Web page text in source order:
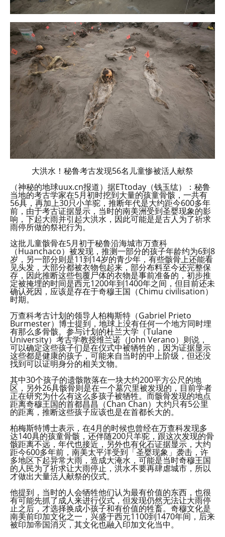
大洪水！秘鲁考古发现56名儿童惨被活人献祭
（神秘的地球uux.cn报道）据ETtoday（钱玉纮）：秘鲁
当地的考古学家在5月初时挖到大量的孩童骨骸，一共有
56具，再加上30只小羊驼，推断年代是大约距今600多年
前，由于考古证据显示，当时的南美洲受到圣婴现象的影
响，下起大雨并引起大洪水，因此可能是是古人为了祈求
雨停所做的祭祀行为。
这批儿童骸骨在5月初于秘鲁沿海城市万查科
（Huanchaco）被发现，推测一部分的孩子年龄约为6到8
岁，另一部分则是11到14岁的青少年，有些骸骨上还能看
见头发，大部分都被衣物包起来，部分布料至今还完整保
存，因此推断这些包覆尸体的衣物是事前准备的，初步推
定被掩埋的时间是西元1200年到1400年之间，但目前还未
确认死因，应该是存在于奇穆王国（Chimu civilisation）
时期。
万查科考古计划的领导人柏梅斯特（Gabriel Prieto
Burmester）博士提到，地球上没有任何一个地方同时埋
有那么多骨骸。参与计划的杜兰大学（Tulane
University）考古学教授维兰诺（John Verano）则说，
可以确定这些孩子们是在仪式中被牺牲的，因为证据显示
这些都是健康的孩子，可能来自当时的中上阶级，但还没
找到可以证明身分的相关文物。
其中30个孩子的遗骸散落在一块大约200平方公尺的地
区，另外26具骸骨则是在一个墓穴里被发现的，目前学者
正在研究为什么有这么多孩子被牺牲。而骸骨发现的地点
距离奇穆王国的首都昌昌（Chan Chan）大约只有5公里
的距离，推断这些孩子应该也是在首都长大的。
柏梅斯特博士表示，在4月的时候也曾经在万查科发现多
达140具的孩童骨骸，还伴随200只羊驼，跟这次发现的骨
骸距离不远，年代也接近，另外也有化石证据显示，大约
距今600多年前，南美太平洋受到「圣婴现象」袭击，许
多地区下起异常大雨，造成大淹水，可能是当时奇穆王国
的人民为了祈求让大雨停止，洪水不要再肆虐城市，所以
才做出大量活人献祭的仪式。
他提到，当时的人会牺牲他们认为最有价值的东西，也很
有可能先抓了成人来进行仪式，但发现仍然无法让大雨停
止之后，才选择换成小孩子和有价值的牲畜。奇穆文化是
南美前印加文化之一，兴盛于西元1100到1470年间，后来
被印加帝国消灭，其文化也融入印加文化当中。